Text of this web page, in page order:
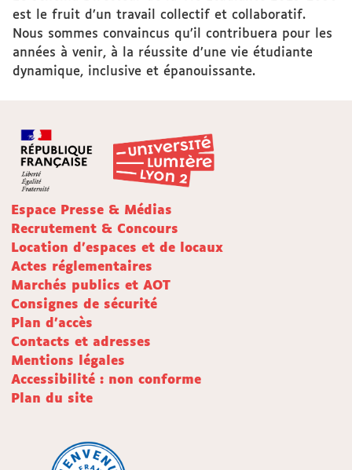
est le fruit d’un travail collectif et collaboratif.
Nous sommes convaincus qu’il contribuera pour les
années à venir, à la réussite d’une vie étudiante
dynamique, inclusive et épanouissante.
Espace Presse & Médias
Recrutement & Concours
Location d'espaces et de locaux
Actes réglementaires
Marchés publics et AOT
Consignes de sécurité
Plan d'accès
Contacts et adresses
Mentions légales
Accessibilité : non conforme
Plan du site